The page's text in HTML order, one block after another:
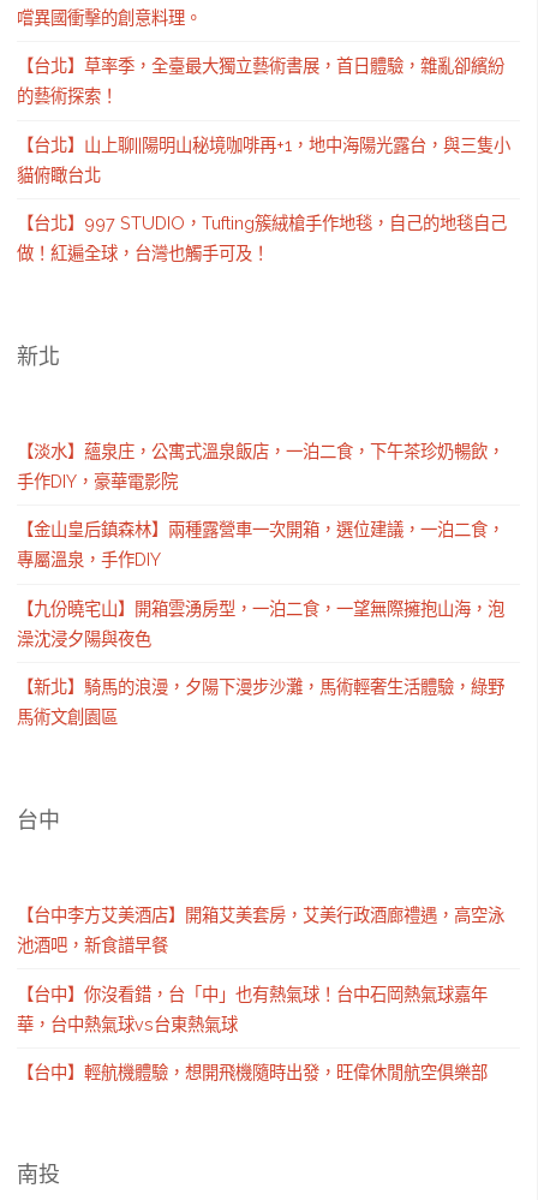
嚐異國衝擊的創意料理。
【台北】草率季，全臺最大獨立藝術書展，首日體驗，雜亂卻繽紛
的藝術探索！
【台北】山上聊||陽明山秘境咖啡再+1，地中海陽光露台，與三隻小
貓俯瞰台北
【台北】997 STUDIO，Tufting簇絨槍手作地毯，自己的地毯自己
做！紅遍全球，台灣也觸手可及！
新北
【淡水】蘊泉庄，公寓式溫泉飯店，一泊二食，下午茶珍奶暢飲，
手作DIY，豪華電影院
【金山皇后鎮森林】兩種露營車一次開箱，選位建議，一泊二食，
專屬溫泉，手作DIY
【九份曉宅山】開箱雲湧房型，一泊二食，一望無際擁抱山海，泡
澡沈浸夕陽與夜色
【新北】騎馬的浪漫，夕陽下漫步沙灘，馬術輕奢生活體驗，綠野
馬術文創園區
台中
【台中李方艾美酒店】開箱艾美套房，艾美行政酒廊禮遇，高空泳
池酒吧，新食譜早餐
【台中】你沒看錯，台「中」也有熱氣球！台中石岡熱氣球嘉年
華，台中熱氣球vs台東熱氣球
【台中】輕航機體驗，想開飛機隨時出發，旺偉休閒航空俱樂部
南投